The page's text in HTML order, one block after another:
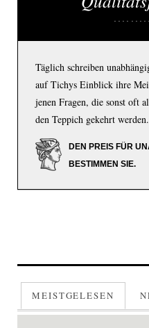
Täglich schreiben
auf Tichys Einblick ihre
jenen Fragen, die sonst oft
den Teppich gekehrt werden.
DEN PREIS FÜR
BESTIMMEN SIE.
MEISTGELESEN